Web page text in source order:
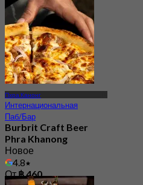
Пхра Канонг
Интернациональная
Паб/Бар
Burbrit Craft Beer
Phra Khanong
Новое
4.8
От฿ 460